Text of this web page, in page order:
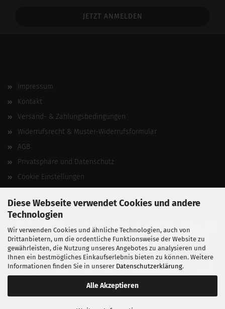
Diese Webseite verwendet Cookies und andere
Technologien
Wir verwenden Cookies und ähnliche Technologien, auch von
Drittanbietern, um die ordentliche Funktionsweise der Website zu
gewährleisten, die Nutzung unseres Angebotes zu analysieren und
Ihnen ein bestmögliches Einkaufserlebnis bieten zu können. Weitere
Informationen finden Sie in unserer Datenschutzerklärung.
Alle Akzeptieren
Impressum
Kontakt
Versand- & Zahlungsbedingungen
Widerrufsrecht & Muster-Widerrufsformular
AGB
Privatsphäre und Datenschutz
Cookie Einstellungen
Vertrag widerrufen